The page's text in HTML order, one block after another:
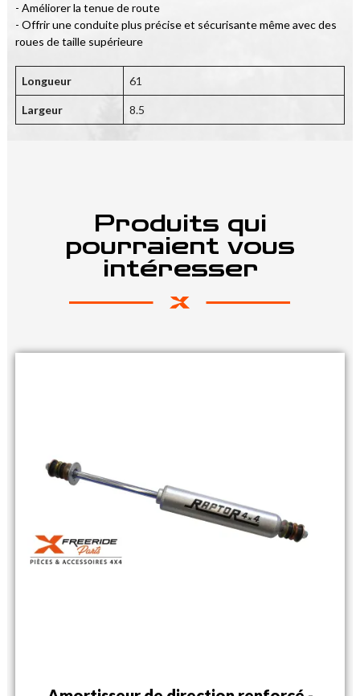
- Améliorer la tenue de route
- Offrir une conduite plus précise et sécurisante même avec des
roues de taille supérieure
Longueur 61
Largeur 8.5
Produits qui
pourraient vous
intéresser